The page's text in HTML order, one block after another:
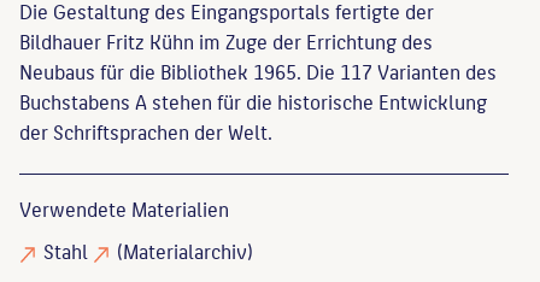
Die Gestaltung des Eingangsportals fertigte der
Bildhauer Fritz Kühn im Zuge der Errichtung des
Neubaus für die Bibliothek 1965. Die 117 Varianten des
Buchstabens A stehen für die historische Entwicklung
der Schriftsprachen der Welt.
Verwendete Materialien
Stahl
(Materialarchiv)